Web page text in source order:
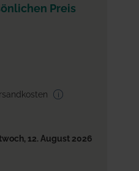
Preis
12. August 2026